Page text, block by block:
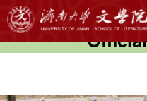
伟德国际